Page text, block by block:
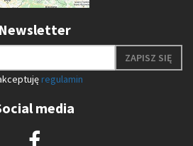
Newsletter
ZAPISZ SIĘ
regulamin
media